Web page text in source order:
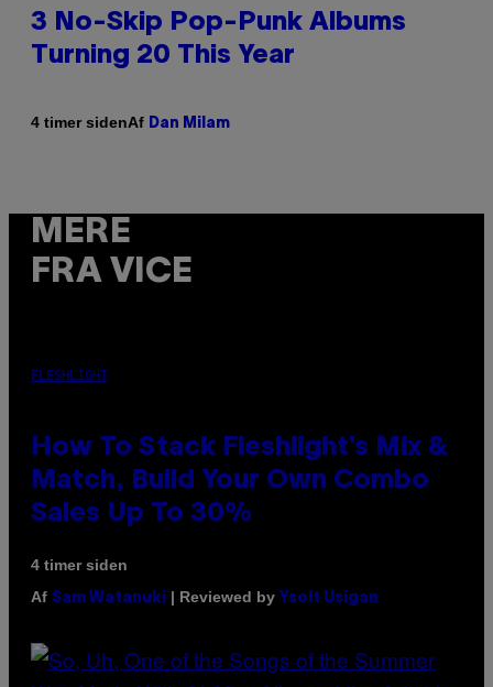
3 No-Skip Pop-Punk Albums
Turning 20 This Year
4 timer sidenAf Dan Milam
MERE
FRA VICE
FLESHLIGHT
How To Stack Fleshlight’s Mix &
Match, Build Your Own Combo
Sales Up To 30%
4 timer siden
Af Sam Watanuki | Reviewed by Ysolt Usigan